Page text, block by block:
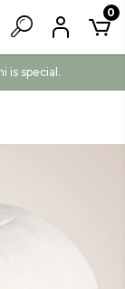
is special.
0